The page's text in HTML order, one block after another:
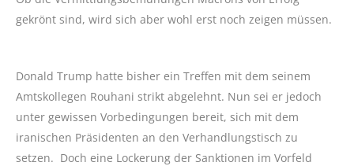
gekrönt sind, wird sich aber wohl erst noch zeigen müssen.
Donald Trump hatte bisher ein Treffen mit dem seinem
Amtskollegen Rouhani strikt abgelehnt. Nun sei er jedoch
unter gewissen Vorbedingungen bereit, sich mit dem
iranischen Präsidenten an den Verhandlungstisch zu
setzen. Doch eine Lockerung der Sanktionen im Vorfeld